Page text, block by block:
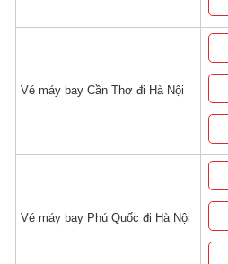
Vé máy bay Cần Thơ đi Hà Nội
Vé máy bay Phú Quốc đi Hà Nội